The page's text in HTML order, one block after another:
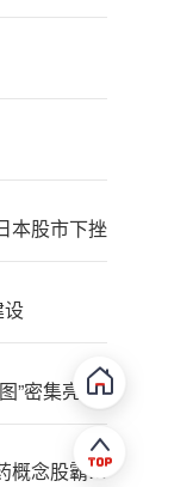
本股市下挫
设
下半年怎么干？高质量发展“施工图”密集亮相 聚焦主业提质增效 国资央企向AI要动能
百花医药开盘两分钟涨停！创新药概念股霸屏，业绩预喜股来了